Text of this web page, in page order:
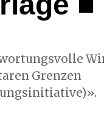
Grenzen